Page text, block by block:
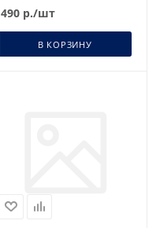
490р./шт
В КОРЗИНУ